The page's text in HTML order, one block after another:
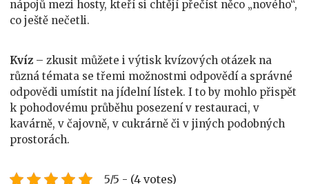
nápojů mezi hosty, kteří si chtějí přečíst něco „nového“,
co ještě nečetli.
Kvíz – zkusit můžete i výtisk kvízových otázek na
různá témata se třemi možnostmi odpovědí a správné
odpovědi umístit na jídelní lístek. I to by mohlo přispět
k pohodovému průběhu posezení v restauraci, v
kavárně, v čajovně, v cukrárně či v jiných podobných
prostorách.
5/5 - (4 votes)